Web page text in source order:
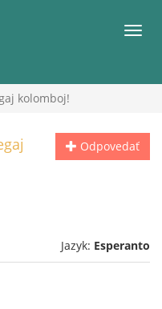
kolomboj!
Odpovedať
Jazyk: Esperanto